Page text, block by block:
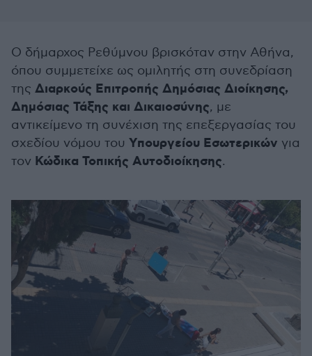
Ο δήμαρχος Ρεθύμνου βρισκόταν στην Αθήνα,
όπου συμμετείχε ως ομιλητής στη συνεδρίαση
της Διαρκούς Επιτροπής Δημόσιας Διοίκησης,
Δημόσιας Τάξης και Δικαιοσύνης, με
αντικείμενο τη συνέχιση της επεξεργασίας του
σχεδίου νόμου του Υπουργείου Εσωτερικών για
τον Κώδικα Τοπικής Αυτοδιοίκησης.